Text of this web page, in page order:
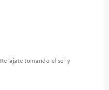
Relajate tomando el sol y